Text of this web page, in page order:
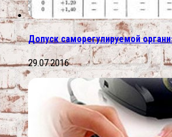
Допуск саморегулируемой
29.07.2016